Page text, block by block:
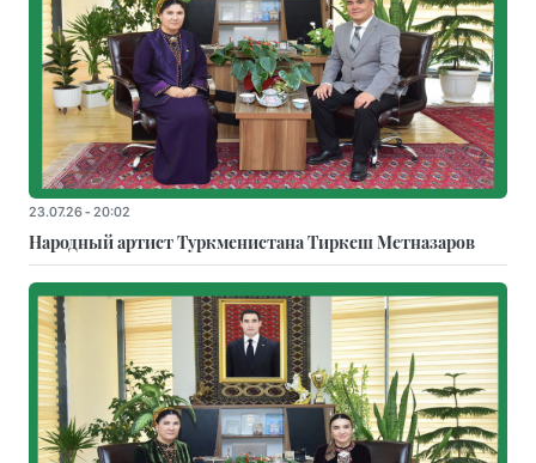
23.07.26 - 20:02
Народный артист Туркменистана Тиркеш Мeтназаров